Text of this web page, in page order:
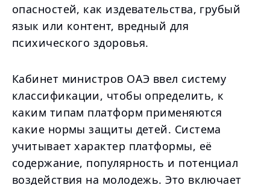
опасностей, как издевательства, грубый
язык или контент, вредный для
психического здоровья.
Кабинет министров ОАЭ ввел систему
классификации, чтобы определить, к
каким типам платформ применяются
какие нормы защиты детей. Система
учитывает характер платформы, её
содержание, популярность и потенциал
воздействия на молодежь. Это включает